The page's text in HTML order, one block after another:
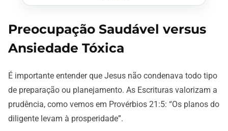
Preocupação Saudável versus
Ansiedade Tóxica
É importante entender que Jesus não condenava todo tipo
de preparação ou planejamento. As Escrituras valorizam a
prudência, como vemos em Provérbios 21:5: “Os planos do
diligente levam à prosperidade”.